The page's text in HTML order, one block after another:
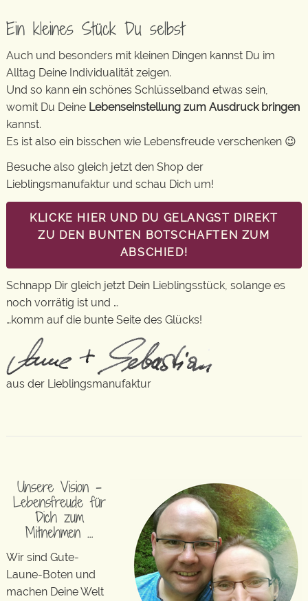
Ein kleines Stück Du selbst
Auch und besonders mit kleinen Dingen kannst Du im
Alltag Deine Individualität zeigen.
Und so kann ein schönes Schlüsselband etwas sein,
womit Du Deine Lebenseinstellung zum Ausdruck bringen
kannst.
Es ist also ein bisschen wie Lebensfreude verschenken 😉
Besuche also gleich jetzt den Shop der
Lieblingsmanufaktur und schau Dich um!
KLICKE HIER UND DU GELANGST DIREKT
ZU DEN BUNTEN BOTSCHAFTEN ZUM
ABSCHIED!
Schnapp Dir gleich jetzt Dein Lieblingsstück, solange es
noch vorrätig ist und …
…komm auf die bunte Seite des Glücks!
aus der Lieblingsmanufaktur
Unsere Vision –
Lebensfreude für
Dich zum
Mitnehmen …
Wir sind Gute-
Laune-Boten und
machen Deine Welt